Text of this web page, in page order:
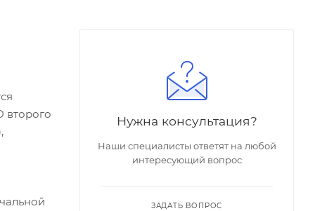
второго
Нужна консультация?
Наши специалисты ответят на любой
интересующий вопрос
ЗАДАТЬ ВОПРОС